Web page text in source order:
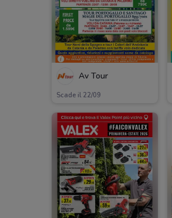
Av Tour
Scade il 22/09